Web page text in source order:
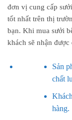
đơn vị cung cấp
tốt nhất trên thị
bạn. Khi mua sưởi
khách sẽ nhận được
Sản
chất
hàng.